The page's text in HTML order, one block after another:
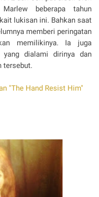
beberapa tahun
lukisan ini. Bahkan saat
memberi peringatan
memilikinya. Ia juga
yang dialami dirinya dan
tersebut.
"The Hand Resist Him"